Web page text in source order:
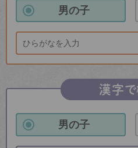
男の子
漢字
男の子